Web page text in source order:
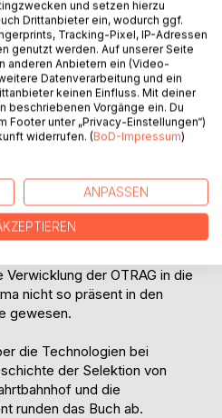
Diamant Serie, die
ersten
eine Rakete zu entwickeln,
etwa die Hälfte des
werden detailliert
Daten finden sich in den
Die Geschichte der
Der Autor schildert die
Frankreichs als Vorbereitung
Geschichte der Black
der OTRAG in die
nicht so präsent in den
gewesen.
die Technologien bei
der Selektion von
und die
runden das Buch ab.
und setzen hierzu
Drittanbieter ein, wodurch ggf.
Tracking-Pixel, IP-Adressen
genutzt werden. Auf unserer Seite
anderen Anbietern ein (Video-
Datenverarbeitung und ein
keinen Einfluss. Mit deiner
beschriebenen Vorgänge ein. Du
Footer unter „Privacy-Einstellungen“)
widerrufen. (BoD-Impressum)
ANPASSEN